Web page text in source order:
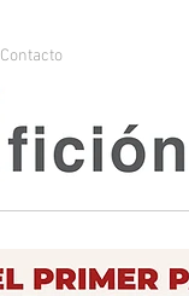
Contacto